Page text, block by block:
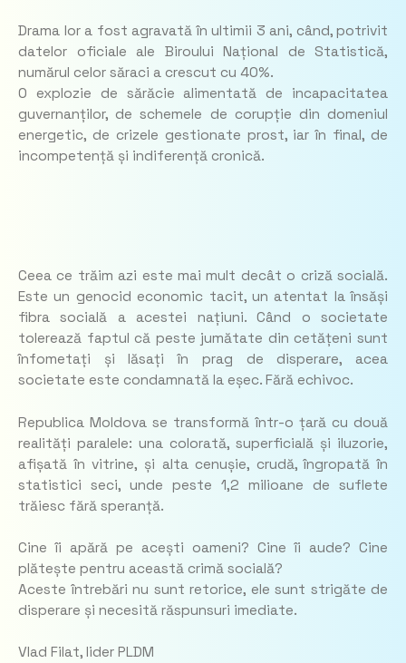
Drama lor a fost agravată în ultimii 3 ani, când, potrivit
datelor oficiale ale Biroului Național de Statistică,
numărul celor săraci a crescut cu 40%.
O explozie de sărăcie alimentată de incapacitatea
guvernanților, de schemele de corupție din domeniul
energetic, de crizele gestionate prost, iar în final, de
incompetență și indiferență cronică.
Ceea ce trăim azi este mai mult decât o criză socială.
Este un genocid economic tacit, un atentat la însăși
fibra socială a acestei națiuni. Când o societate
tolerează faptul că peste jumătate din cetățeni sunt
înfometați și lăsați în prag de disperare, acea
societate este condamnată la eșec. Fără echivoc.
Republica Moldova se transformă într-o țară cu două
realități paralele: una colorată, superficială și iluzorie,
afișată în vitrine, și alta cenușie, crudă, îngropată în
statistici seci, unde peste 1,2 milioane de suflete
trăiesc fără speranță.
Cine îi apără pe acești oameni? Cine îi aude? Cine
plătește pentru această crimă socială?
Aceste întrebări nu sunt retorice, ele sunt strigăte de
disperare și necesită răspunsuri imediate.
Vlad Filat, lider PLDM